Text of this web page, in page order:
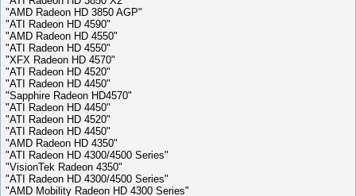
"AMD Radeon HD 3850 AGP"
"ATI Radeon HD 4590"
"AMD Radeon HD 4550"
"ATI Radeon HD 4550"
"XFX Radeon HD 4570"
"ATI Radeon HD 4520"
"ATI Radeon HD 4450"
"Sapphire Radeon HD4570"
"ATI Radeon HD 4450"
"ATI Radeon HD 4520"
"ATI Radeon HD 4450"
"AMD Radeon HD 4350"
"ATI Radeon HD 4300/4500 Series"
"VisionTek Radeon 4350"
"ATI Radeon HD 4300/4500 Series"
"AMD Mobility Radeon HD 4300 Series"